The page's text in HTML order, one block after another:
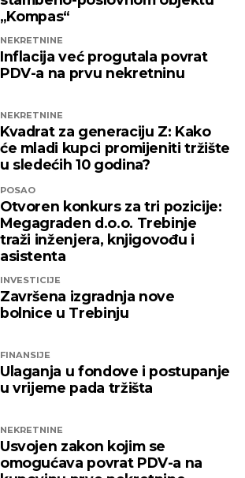
NEKRETNINE
Inflacija već progutala povrat
PDV-a na prvu nekretninu
NEKRETNINE
će mladi kupci promijeniti tržište
u sledećih 10 godina?
POSAO
Otvoren konkurs za tri pozicije:
Megagraden d.o.o. Trebinje
traži inženjera, knjigovođu i
asistenta
INVESTICIJE
Završena izgradnja nove
bolnice u Trebinju
FINANSIJE
u vrijeme pada tržišta
NEKRETNINE
omogućava povrat PDV-a na
kupovinu prve nekretnine
BIZNIS